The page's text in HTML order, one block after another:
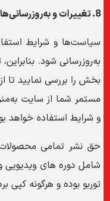
تغییرات و به‌روزرسانی‌ها
سیاست‌ها و شرایط
به‌روزرسانی شود.
بخش را بررسی نمایید تا
مستمر شما از سایت
و شرایط استفاده خواهد
حق نشر تمامی محصولات
شامل دوره های ویدیویی
توربو بوده و هرگونه کپی